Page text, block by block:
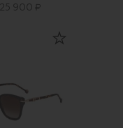
25 900 ₽